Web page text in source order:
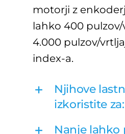
motorji z
lahko 400
4.000 pulzov/
index-a.
Njihove
izkoristite za:
Nanje